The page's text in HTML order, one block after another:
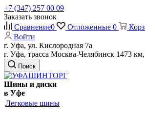
+7 (347) 257 00 09
Заказать звонок
Сравнение0 Отложенные 0
Войти
г. Уфа, ул. Кислородная 7а
г. Уфа, трасса Москва-Челябинск 1473
Поиск
Шины и диски
в Уфе
Легковые шины